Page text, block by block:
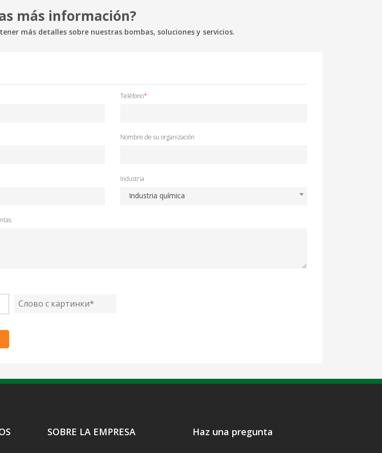
más información?
más detalles sobre nuestras bombas, soluciones y servicios.
Teléfono*
Nombre de su organización
Industria
Industria química
SOBRE LA EMPRESA Haz una pregunta